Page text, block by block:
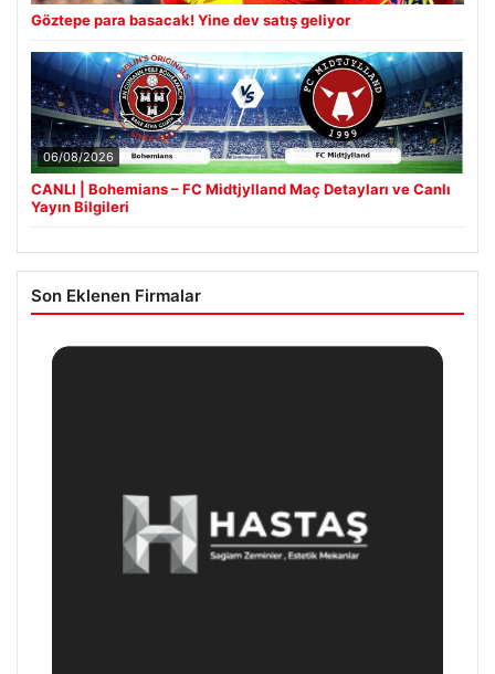
Göztepe para basacak! Yine dev satış geliyor
06/08/2026
CANLI | Bohemians – FC Midtjylland Maç Detayları ve Canlı
Yayın Bilgileri
Son Eklenen Firmalar